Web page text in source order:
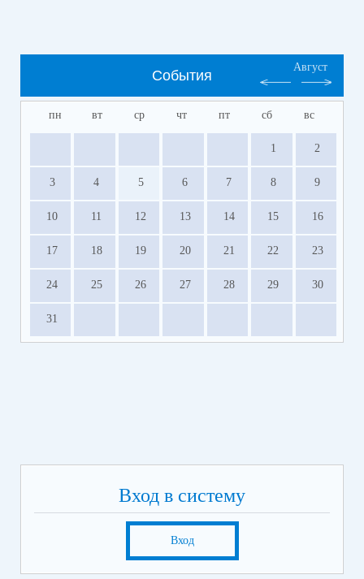
События
Август
пн вт ср чт пт сб вс
1 2
3 4 5 6 7 8 9
10 11 12 13 14 15 16
17 18 19 20 21 22 23
24 25 26 27 28 29 30
31
Вход в систему
Вход